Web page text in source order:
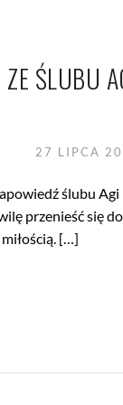
ZE ŚLUBU
27 LIPCA
ślubu
przenieść się
[…]